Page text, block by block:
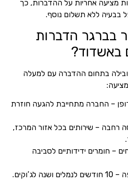
מציעה אחריות על ההדברות, כך
בבעיה ללא תשלום נוסף.
בברגר הדברות
באשדוד?
בתחום ההדברה עם למעלה
– החברה מתחייבת להגעה חוזרת
רחבה – שירותים בכל אזור המרכז,
– חומרים ידידותיים לסביבה